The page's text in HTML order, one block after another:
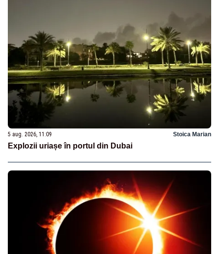
5 aug. 2026, 11:09 Stoica Marian
Explozii uriașe în portul din Dubai